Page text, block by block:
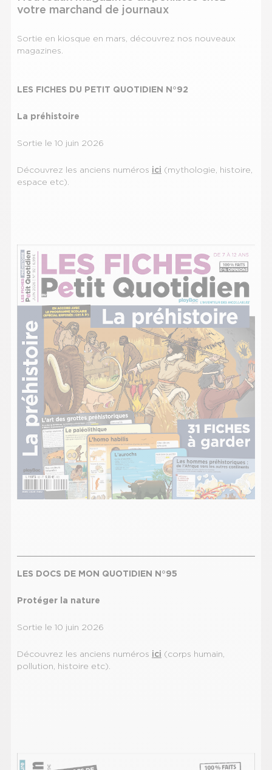
pour
votre marchand de journaux
Sortie en kiosque en mars, découvrez nos nouveaux
magazines.
LES FICHES DU PETIT QUOTIDIEN N°92
La préhistoire
Sortie le 10 juin 2026
Découvrez les anciens numéros ici (mythologie, histoire,
espace etc).
LES DOCS DE MON QUOTIDIEN N°95
Protéger la nature
Sortie le 10 juin 2026
Découvrez les anciens numéros ici (corps humain,
pollution, histoire etc).